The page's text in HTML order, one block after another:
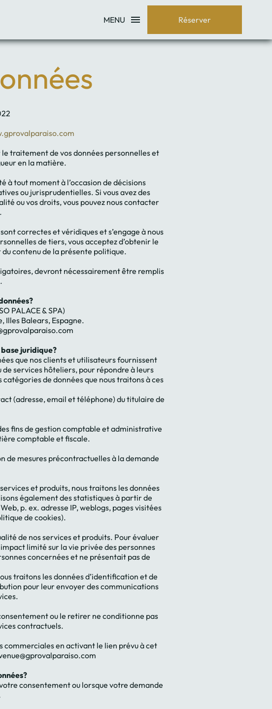
MENU Réserver
traitement de vos données personnelles et
en la matière.
à tout moment à l’occasion de décisions
ou jurisprudentielles. Si vous avez des
ou vos droits, vous pouvez nous contacter
correctes et véridiques et s’engage à nous
de tiers, vous acceptez d’obtenir le
contenu de la présente politique.
devront nécessairement être remplis
PALACE & SPA)
Illes Balears, Espagne.
juridique?
que nos clients et utilisateurs fournissent
services hôteliers, pour répondre à leurs
de données que nous traitons à ces
(adresse, email et téléphone) du titulaire de
fins de gestion comptable et administrative
comptable et fiscale.
de mesures précontractuelles à la demande
et produits, nous traitons les données
également des statistiques à partir de
p. ex. adresse IP, weblogs, pages visitées
de cookies).
de nos services et produits. Pour évaluer
limité sur la vie privée des personnes
concernées et ne présentait pas de
traitons les données d’identification et de
pour leur envoyer des communications
ou le retirer ne conditionne pas
contractuels.
en activant le lien prévu à cet
consentement ou lorsque votre demande